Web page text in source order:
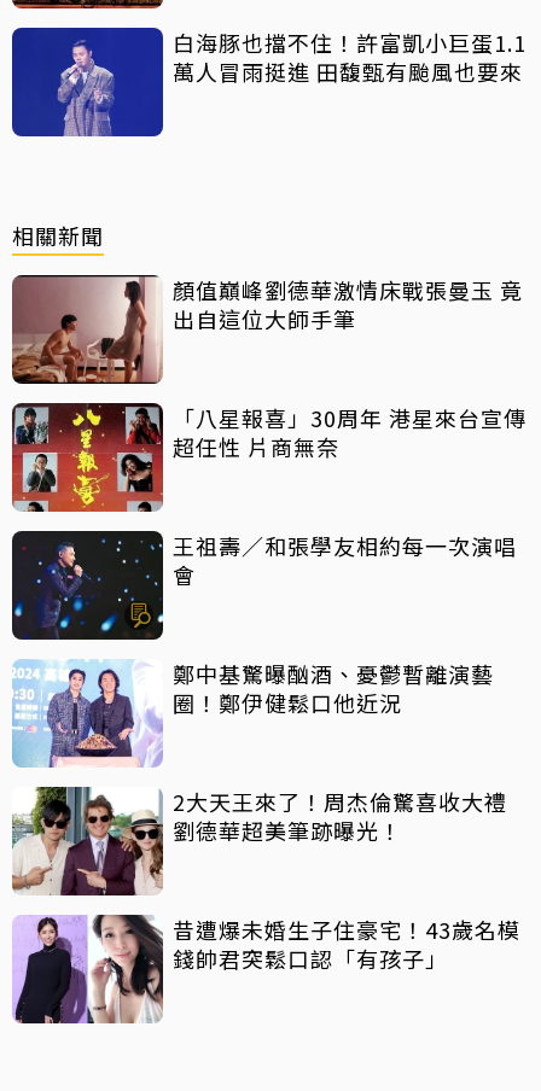
白海豚也擋不住！許富凱小巨蛋1.1
萬人冒雨挺進 田馥甄有颱風也要來
相關新聞
顏值巔峰劉德華激情床戰張曼玉 竟
出自這位大師手筆
「八星報喜」30周年 港星來台宣傳
超任性 片商無奈
王祖壽／和張學友相約每一次演唱
會
鄭中基驚曝酗酒、憂鬱暫離演藝
圈！鄭伊健鬆口他近況
2大天王來了！周杰倫驚喜收大禮
劉德華超美筆跡曝光！
昔遭爆未婚生子住豪宅！43歲名模
錢帥君突鬆口認「有孩子」